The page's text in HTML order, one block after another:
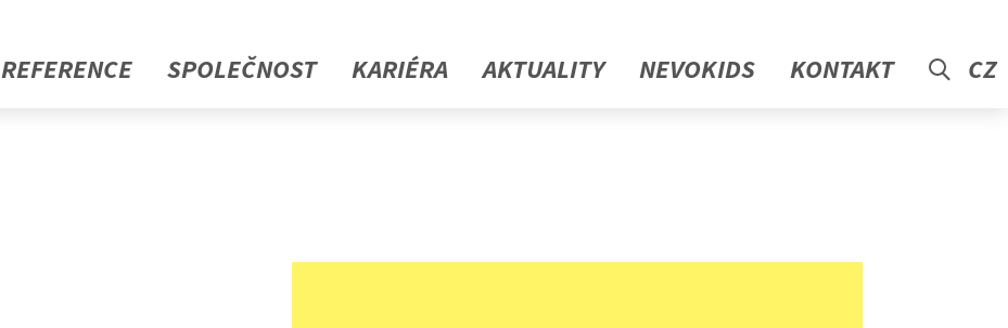
REFERENCE SPOLEČNOST KARIÉRA AKTUALITY NEVOKIDS KONTAKT CZ